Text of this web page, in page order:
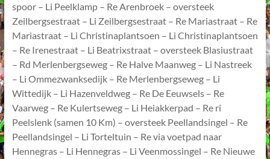
spoor – Li Peelklamp – Re Arenbroek – oversteek
Zeilbergsestraat – Li Zeilbergsestraat – Re Mariastraat – Re
Mariastraat – Li Christinaplantsoen – Li Christinaplantsoen
– Re Irenestraat – Li Beatrixstraat – oversteek Blasiustraat
– Rd Merlenbergseweg – Re Halve Maanweg – Li Nastreek
– Li Ommezwanksedijk – Re Merlenbergseweg – Li
Wittedijk – Li Hazenveldweg – Re De Eeuwsels – Re
Vaarweg – Re Kulertseweg – Li Heiakkerpad – Re ri
Peelslenk (samen 10 Km) – oversteek Peellandsingel – Re
Peellandsingel – Li Torteltuin – Re via voetpad naar
Hennegras – Li Hennegras – Li Veenmossingel – Re Nieuwe